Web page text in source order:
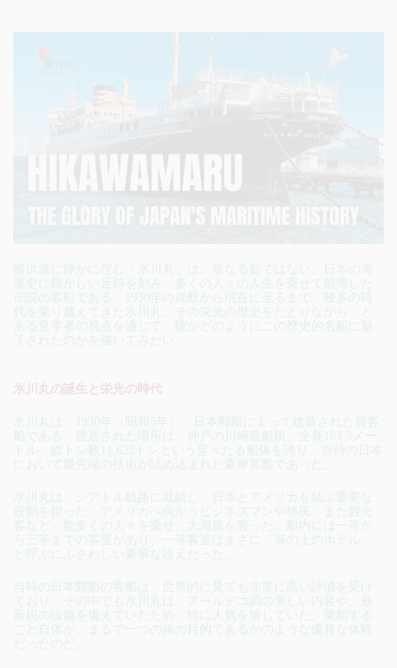
横浜港に静かに佇む「氷川丸」は、単なる船ではない。日本の海
運史に輝かしい足跡を刻み、多くの人々の人生を乗せて航海した
伝説の客船である。1930年の就航から現在に至るまで、幾多の時
代を乗り越えてきた氷川丸。その栄光の歴史をたどりながら、と
ある見学者の視点を通じて、彼がどのようにこの歴史的名船に魅
了されたのかを描いてみたい。
氷川丸の誕生と栄光の時代
氷川丸は、1930年（昭和5年）、日本郵船によって建造された貨客
船である。建造された場所は、神戸の川崎造船所。全長163.3メー
トル、総トン数11,622トンという堂々たる船体を誇り、当時の日本
において最先端の技術が詰め込まれた豪華客船であった。
氷川丸は、シアトル航路に就航し、日本とアメリカを結ぶ重要な
役割を担った。アメリカへ向かうビジネスマンや移民、また観光
客など、数多くの人々を乗せ、大海原を渡った。船内には一等か
ら三等までの客室があり、一等客室はまさに「海の上のホテル」
と呼ぶにふさわしい豪華な設えだった。
当時の日本郵船の客船は、世界的に見ても非常に高い評価を受け
ており、その中でも氷川丸は、アールデコ調の美しい内装や、最
新鋭の設備を備えていたため、特に人気を博していた。乗船する
こと自体が、まるで一つの旅の目的であるかのような優雅な体験
だったのだ。